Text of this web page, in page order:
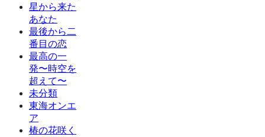
星から来た
あなた
最後から二
番目の恋
最高の一
発〜時空を
超えて〜
未分類
東海オンエ
ア
椿の花咲く